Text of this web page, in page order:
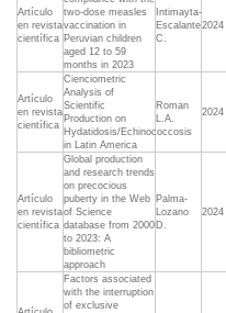
Artículo
en revista
científica
two-dose measles
vaccination in
Peruvian children
aged 12 to 59
months in 2023
Intimayta-
Escalante
C.
2024
Artículo
en revista
científica
Cienciometric
Analysis of
Scientific
Production on
Hydatidosis/Echinococcosis
in Latin America
Roman
L.A.
2024
Artículo
en revista
científica
Global production
and research trends
on precocious
puberty in the Web
of Science
database from 2000
to 2023: A
bibliometric
approach
Palma-
Lozano
D.
2024
Factors associated
with the interruption
of exclusive